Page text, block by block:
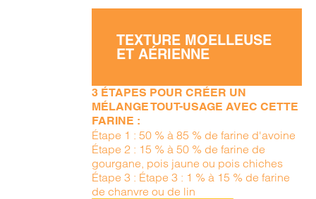
TEXTURE MOELLEUSE
ET AÉRIENNE
3 ÉTAPES POUR CRÉER UN
MÉLANGE TOUT-USAGE AVEC CETTE
FARINE :
Étape 1 : 50 % à 85 % de farine d'avoine
Étape 2 : 15 % à 50 % de farine de
gourgane, pois jaune ou pois chiches
Étape 3 : Étape 3 : 1 % à 15 % de farine
de chanvre ou de lin